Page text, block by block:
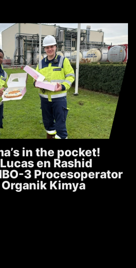
in the pocket!
en Rashid
3 Procesoperator
Kimya